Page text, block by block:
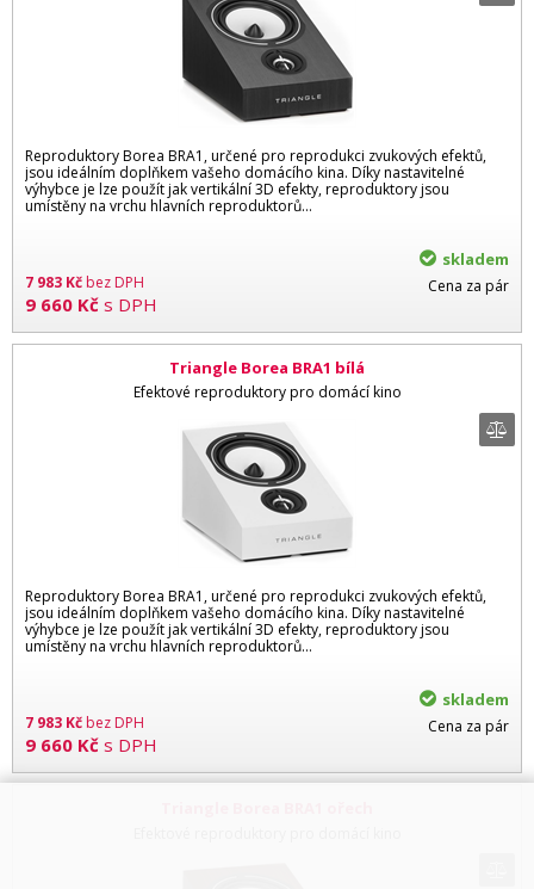
Reproduktory Borea BRA1, určené pro reprodukci zvukových efektů,
jsou ideálním doplňkem vašeho domácího kina. Díky nastavitelné
výhybce je lze použít jak vertikální 3D efekty, reproduktory jsou
umístěny na vrchu hlavních reproduktorů...
7 983 Kčbez DPH
9 660 Kč s DPH
skladem
Cena za pár
Triangle Borea BRA1 bílá
Efektové reproduktory pro domácí kino
Reproduktory Borea BRA1, určené pro reprodukci zvukových efektů,
jsou ideálním doplňkem vašeho domácího kina. Díky nastavitelné
výhybce je lze použít jak vertikální 3D efekty, reproduktory jsou
umístěny na vrchu hlavních reproduktorů...
7 983 Kč bez DPH
9 660 Kč s DPH
skladem
Cena za pár